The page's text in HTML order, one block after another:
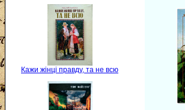
Кажи жінці правду, та не всю